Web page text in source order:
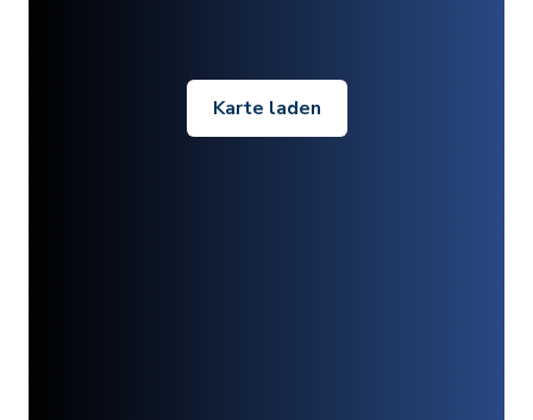
Karte laden